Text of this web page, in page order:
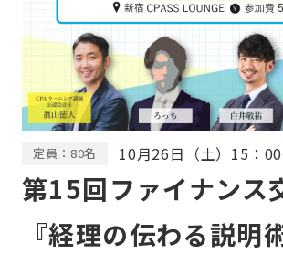
定員：80名 10月26日（土）15：
第15回ファイナンス
『経理の伝わる説明